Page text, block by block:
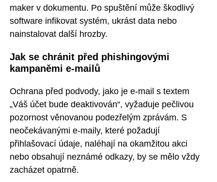
maker v dokumentu. Po spuštění může škodlivý
software infikovat systém, ukrást data nebo
nainstalovat další hrozby.
Jak se chránit před phishingovými
kampaněmi e-mailů
Ochrana před podvody, jako je e-mail s textem
„Váš účet bude deaktivován“, vyžaduje pečlivou
pozornost věnovanou podezřelým zprávám. S
neočekávanými e-maily, které požadují
přihlašovací údaje, naléhají na okamžitou akci
nebo obsahují neznámé odkazy, by se mělo vždy
zacházet opatrně.